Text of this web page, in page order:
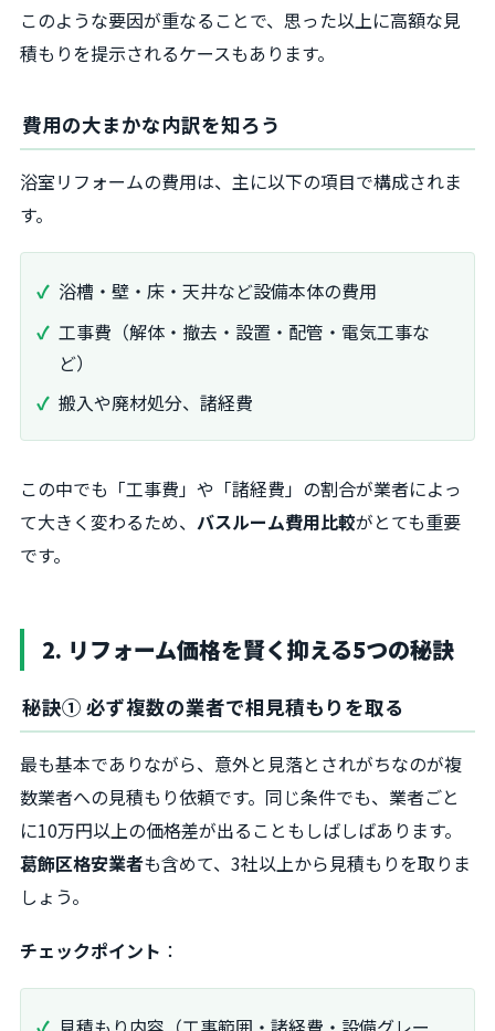
このような要因が重なることで、思った以上に高額な見
積もりを提示されるケースもあります。
費用の大まかな内訳を知ろう
浴室リフォームの費用は、主に以下の項目で構成されま
す。
浴槽・壁・床・天井など設備本体の費用
工事費（解体・撤去・設置・配管・電気工事な
ど）
搬入や廃材処分、諸経費
この中でも「工事費」や「諸経費」の割合が業者によっ
て大きく変わるため、 バスルーム費用比較がとても重要
です。
2. リフォーム価格を賢く抑える5つの秘訣
秘訣① 必ず複数の業者で相見積もりを取る
最も基本でありながら、意外と見落とされがちなのが複
数業者への見積もり依頼です。同じ条件でも、業者ごと
に10万円以上の価格差が出ることもしばしばあります。
葛飾区格安業者も含めて、3社以上から見積もりを取りま
しょう。
チェックポイント ：